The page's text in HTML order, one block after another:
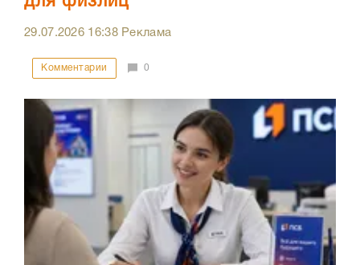
29.07.2026 16:38Реклама
Комментарии 0